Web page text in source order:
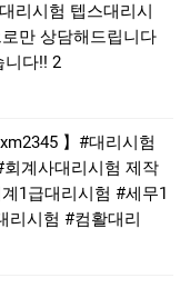
리시험 텝스대리시
만 상담해드립니다
니다!! 2
】#대리시험
계사대리시험 제작
1급대리시험 #세무1
리시험 #컴활대리